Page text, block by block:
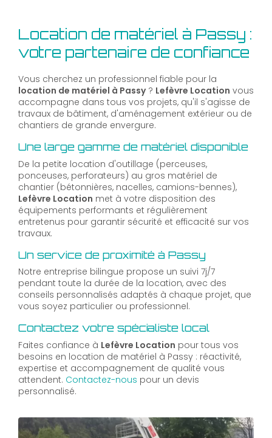
Location de matériel à Passy :
votre partenaire de confiance
Vous cherchez un professionnel fiable pour la
location de matériel à Passy? Lefèvre Location vous
accompagne dans tous vos projets, qu'il s'agisse de
travaux de bâtiment, d'aménagement extérieur ou de
chantiers de grande envergure.
Une large gamme de matériel disponible
De la petite location d'outillage (perceuses,
ponceuses, perforateurs) au gros matériel de
chantier (bétonnières, nacelles, camions-bennes),
Lefèvre Location met à votre disposition des
équipements performants et régulièrement
entretenus pour garantir sécurité et efficacité sur vos
travaux.
Un service de proximité à Passy
Notre entreprise bilingue propose un suivi 7j/7
pendant toute la durée de la location, avec des
conseils personnalisés adaptés à chaque projet, que
vous soyez particulier ou professionnel.
Contactez votre spécialiste local
Faites confiance à Lefèvre Location pour tous vos
besoins en location de matériel à Passy : réactivité,
expertise et accompagnement de qualité vous
attendent. Contactez-nous pour un devis
personnalisé.